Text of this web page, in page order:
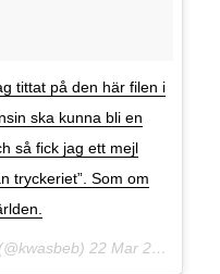
tittat på den här filen i
ska kunna bli en
så fick jag ett mejl
tryckeriet”. Som om
(@kwasbeb)22 Mar 2018 kl. 2:54 PDT